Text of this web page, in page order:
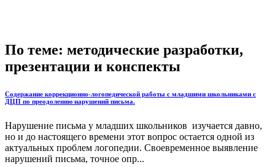
По теме: методические разработки,
презентации и конспекты
Содержание коррекционно-логопедической работы с младшими школьниками с
ДЦП по преодолению нарушений письма.
Нарушение письма у младших школьников изучается давно,
но и до настоящего времени этот вопрос остается одной из
актуальных проблем логопедии. Своевременное выявление
нарушений письма, точное опр...